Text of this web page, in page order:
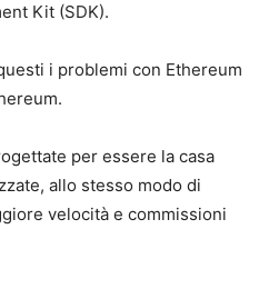
Kit (SDK).
i problemi con Ethereum
per essere la casa
allo stesso modo di
velocità e commissioni